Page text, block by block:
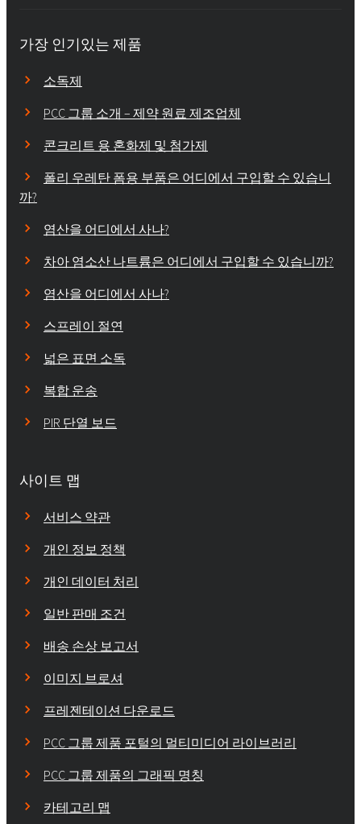
가장 인기있는 제품
소독제
PCC 그룹 소개 – 제약 원료 제조업체
콘크리트 용 혼화제 및 첨가제
폴리 우레탄 폼용 부품은 어디에서 구입할 수 있습니
까?
염산을 어디에서 사나?
차아 염소산 나트륨은 어디에서 구입할 수 있습니까?
염산을 어디에서 사나?
스프레이 절연
넓은 표면 소독
복합 운송
PIR 단열 보드
사이트 맵
서비스 약관
개인 정보 정책
개인 데이터 처리
일반 판매 조건
배송 손상 보고서
이미지 브로셔
프레젠테이션 다운로드
PCC 그룹 제품 포털의 멀티미디어 라이브러리
PCC 그룹 제품의 그래픽 명칭
카테고리 맵